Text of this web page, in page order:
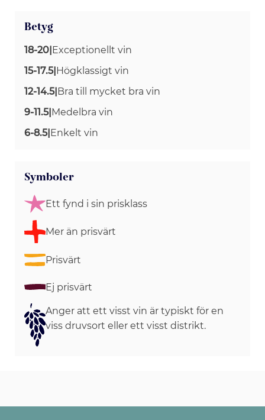
Betyg
18-20 Exceptionellt vin
15-17.5| Högklassigt vin
12-14.5| Bra till mycket bra vin
9-11.5| Medelbra vin
6-8.5| Enkelt vin
Symboler
Ett fynd i sin prisklass
Mer än prisvärt
Prisvärt
Ej prisvärt
Anger att ett visst vin är typiskt för en
viss druvsort eller ett visst distrikt.